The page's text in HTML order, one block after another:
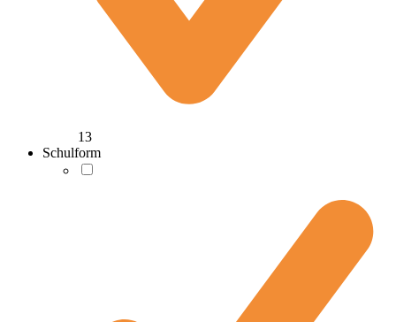
13
Schulform